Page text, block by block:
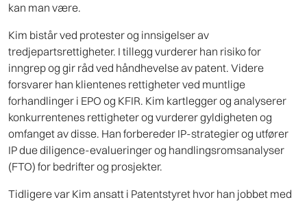
kan man være.
Kim bistår ved protester og innsigelser av
tredjepartsrettigheter. I tillegg vurderer han risiko for
inngrep og gir råd ved håndhevelse av patent. Videre
forsvarer han klientenes rettigheter ved muntlige
forhandlinger i EPO og KFIR. Kim kartlegger og analyserer
konkurrentenes rettigheter og vurderer gyldigheten og
omfanget av disse. Han forbereder IP-strategier og utfører
IP due diligence-evalueringer og handlingsromsanalyser
(FTO) for bedrifter og prosjekter.
Tidligere var Kim ansatt i Patentstyret hvor han jobbet med